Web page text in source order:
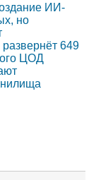
ИИ-
но
649
ЦОД